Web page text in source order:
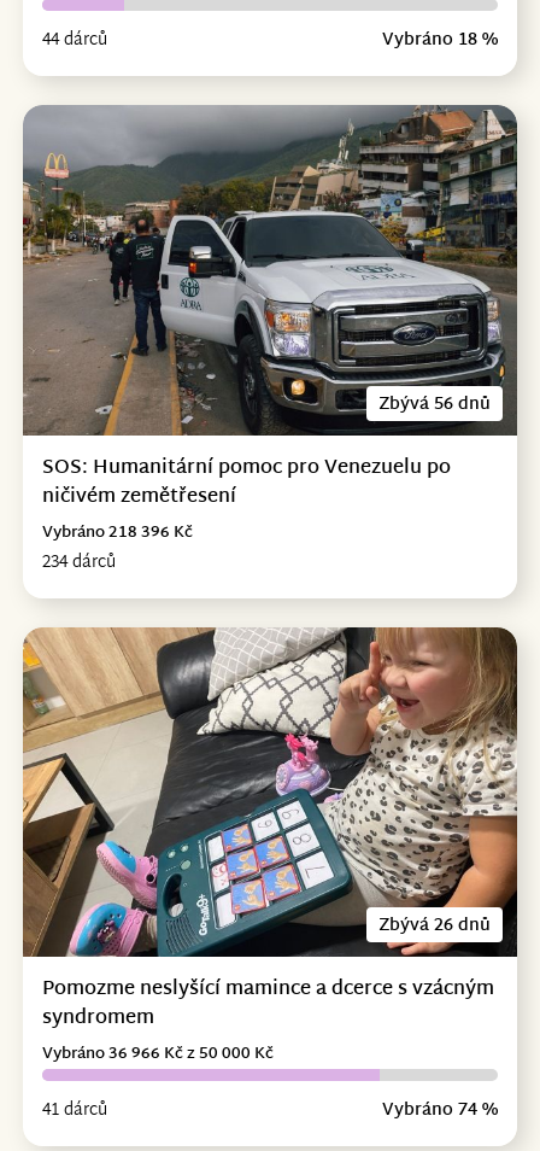
44 dárců Vybráno 18 %
Zbývá 56 dnů
SOS: Humanitární pomoc pro Venezuelu po
ničivém zemětřesení
234 dárců
Vybráno 218 396 Kč
Zbývá 26 dnů
Pomozme neslyšící mamince a dcerce s vzácným
syndromem
41 dárců Vybráno 74 %
Vybráno 36 966 Kč z 50 000 Kč